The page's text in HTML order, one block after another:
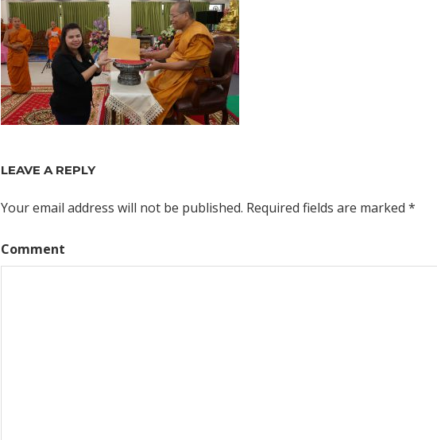
LEAVE A REPLY
Your email address will not be published. Required fields are marked *
Comment